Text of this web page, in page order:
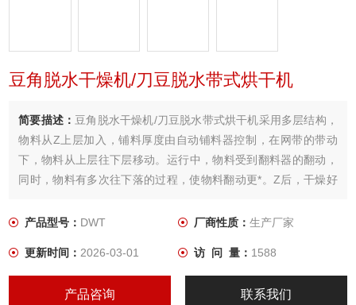
豆角脱水干燥机/刀豆脱水带式烘干机
简要描述：豆角脱水干燥机/刀豆脱水带式烘干机采用多层结构，
物料从Z上层加入，铺料厚度由自动铺料器控制，在网带的带动
下，物料从上层往下层移动。运行中，物料受到翻料器的翻动，
同时，物料有多次往下落的过程，使物料翻动更*。Z后，干燥好
淋，实现干燥的目的。
产品型号： DWT 厂商性质： 生产厂家
更新时间：2026-03-01 访 问 量： 1588
产品咨询 联系我们